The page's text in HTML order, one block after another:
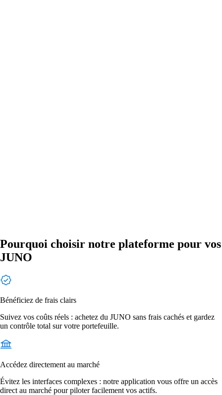
Pourquoi choisir notre plateforme pour vos
JUNO
Bénéficiez de frais clairs
Suivez vos coûts réels : achetez du JUNO sans frais cachés et gardez
un contrôle total sur votre portefeuille.
Accédez directement au marché
Évitez les interfaces complexes : notre application vous offre un accès
direct au marché pour piloter facilement vos actifs.